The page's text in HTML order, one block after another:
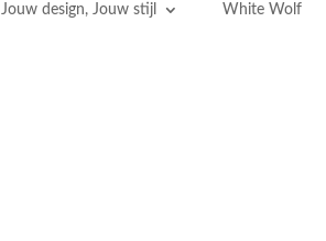
Jouw design, Jouw stijl White Wolf